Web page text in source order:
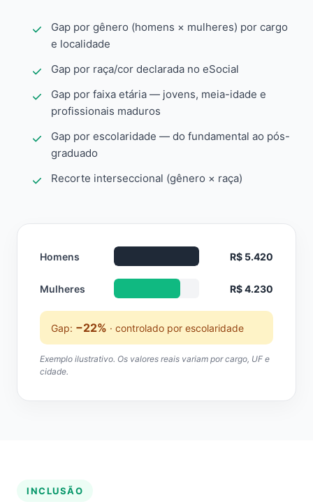
Gap por gênero (homens × mulheres) por cargo
e localidade
Gap por raça/cor declarada no eSocial
Gap por faixa etária — jovens, meia-idade e
profissionais maduros
Gap por escolaridade — do fundamental ao pós-
graduado
Recorte interseccional (gênero × raça)
Homens R$ 5.420
Mulheres R$ 4.230
Gap: −22% · controlado por escolaridade
Exemplo ilustrativo. Os valores reais variam por cargo, UF e
cidade.
INCLUSÃO